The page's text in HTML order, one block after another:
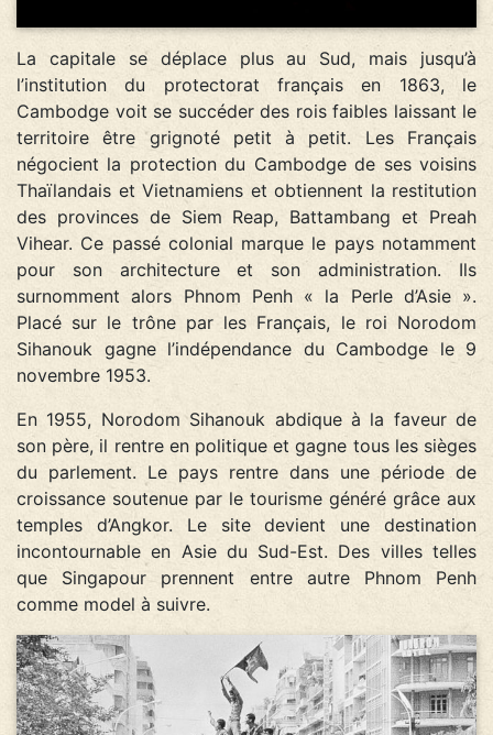
La capitale se déplace plus au Sud, mais jusqu’à
l’institution du protectorat français en 1863, le
Cambodge voit se succéder des rois faibles laissant le
territoire être grignoté petit à petit. Les Français
négocient la protection du Cambodge de ses voisins
Thaïlandais et Vietnamiens et obtiennent la restitution
des provinces de Siem Reap, Battambang et Preah
Vihear. Ce passé colonial marque le pays notamment
pour son architecture et son administration. Ils
surnomment alors Phnom Penh « la Perle d’Asie ».
Placé sur le trône par les Français, le roi Norodom
Sihanouk gagne l’indépendance du Cambodge le 9
novembre 1953.
En 1955, Norodom Sihanouk abdique à la faveur de
son père, il rentre en politique et gagne tous les sièges
du parlement. Le pays rentre dans une période de
croissance soutenue par le tourisme généré grâce aux
temples d’Angkor. Le site devient une destination
incontournable en Asie du Sud-Est. Des villes telles
que Singapour prennent entre autre Phnom Penh
comme model à suivre.